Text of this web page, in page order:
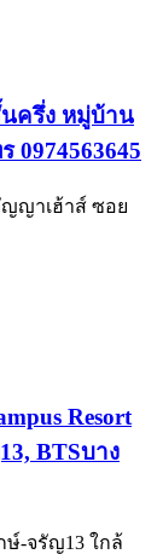
ครึ่ง หมู่บ้าน
0974563645
ญาเฮ้าส์ ซอย
Resort
BTSบาง
-จรัญ13 ใกล้